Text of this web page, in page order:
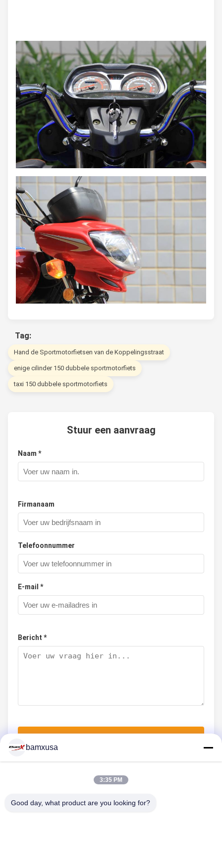
Tag:
Hand de Sportmotorfietsen van de Koppelingsstraat
enige cilinder 150 dubbele sportmotorfiets
taxi 150 dubbele sportmotorfiets
Stuur een aanvraag
Naam *
Firmanaam
Telefoonnummer
E-mail *
Bericht *
Tel.: 86-23-67898320
bamxusa
3:35 PM
Good day, what product are you looking for?